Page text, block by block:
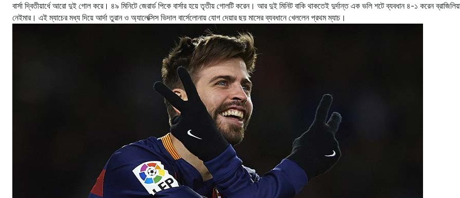
বার্সা দ্বিতীয়ার্ধে আরো দুই গোল করে। ৪৯ মিনিটে জেরার্ড পিকে বার্সার হয়ে তৃতীয় গোলটি করেন। আর দুই মিনিট বাকি থাকতেই দুর্দান্ত এক ভলি শটে ব্যবধান ৪-১ করেন
নেইমার। এই ম্যাচের মধ্য দিয়ে আর্দা তুরান ও অ্যালেক্সিস ভিদাল বার্সেলোনায় যোগ দেয়ার ছয় মাসের ব্যবধানে খেললেন প্রথম ম্যাচ।